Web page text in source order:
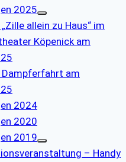
2025
allein zu Haus“ im
Köpenick am
am
2024
2020
2019
– Handy